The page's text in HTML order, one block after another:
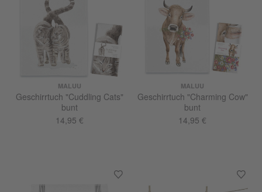
MALUU
Geschirrtuch "Cuddling Cats"
bunt
14,95 €
MALUU
Geschirrtuch "Charming Cow"
bunt
14,95 €